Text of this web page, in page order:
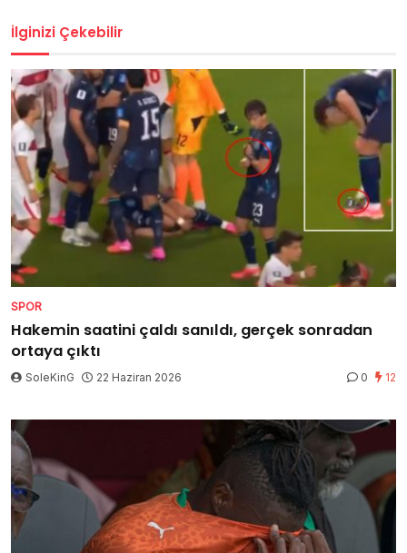
İlginizi Çekebilir
SPOR
Hakemin saatini çaldı sanıldı, gerçek sonradan
ortaya çıktı
SoleKinG 22 Haziran 2026 0 12